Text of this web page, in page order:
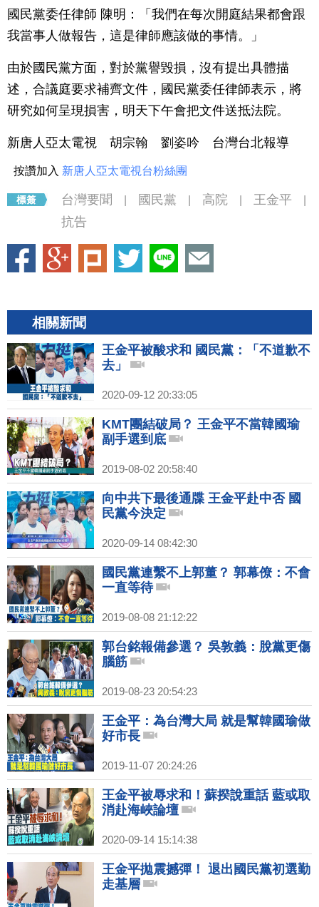
國民黨委任律師 陳明：「我們在每次開庭結果都會跟
我當事人做報告，這是律師應該做的事情。」
由於國民黨方面，對於黨譽毀損，沒有提出具體描
述，合議庭要求補齊文件，國民黨委任律師表示，將
研究如何呈現損害，明天下午會把文件送抵法院。
新唐人亞太電視 胡宗翰 劉姿吟 台灣台北報導
按讚加入 新唐人亞太電視台粉絲團
台灣要聞 國民黨 高院 王金平
抗告
相關新聞
王金平被酸求和 國民黨：「不道歉不
去」
2020-09-12 20:33:05
KMT團結破局？ 王金平不當韓國瑜
副手選到底
2019-08-02 20:58:40
向中共下最後通牒 王金平赴中否 國
民黨今決定
2020-09-14 08:42:30
國民黨連繫不上郭董？ 郭幕僚：不會
一直等待
2019-08-08 21:12:22
郭台銘報備參選？ 吳敦義：脫黨更傷
腦筋
2019-08-23 20:54:23
王金平：為台灣大局 就是幫韓國瑜做
好市長
2019-11-07 20:24:26
王金平被辱求和！蘇揆說重話 藍或取
消赴海峽論壇
2020-09-14 15:14:38
王金平拋震撼彈！ 退出國民黨初選勤
走基層